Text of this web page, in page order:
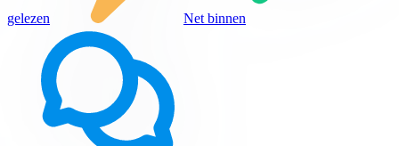
gelezen Net binnen